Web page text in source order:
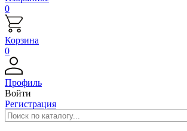
0
Корзина
0
Профиль
Войти
Регистрация